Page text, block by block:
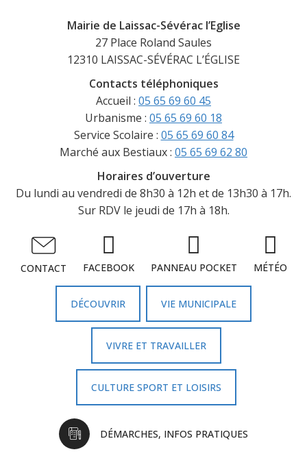
Mairie de Laissac-Sévérac l’Eglise
27 Place Roland Saules
12310 LAISSAC-SÉVÉRAC L’ÉGLISE
Contacts téléphoniques
Accueil : 05 65 69 60 45
Urbanisme : 05 65 69 60 18
Service Scolaire : 05 65 69 60 84
Marché aux Bestiaux : 05 65 69 62 80
Horaires d’ouverture
Du lundi au vendredi de 8h30 à 12h et de 13h30 à 17h.
Sur RDV le jeudi de 17h à 18h.
CONTACT FACEBOOK PANNEAU POCKET MÉTÉO
DÉCOUVRIR VIE MUNICIPALE
VIVRE ET TRAVAILLER
CULTURE SPORT ET LOISIRS
DÉMARCHES, INFOS PRATIQUES